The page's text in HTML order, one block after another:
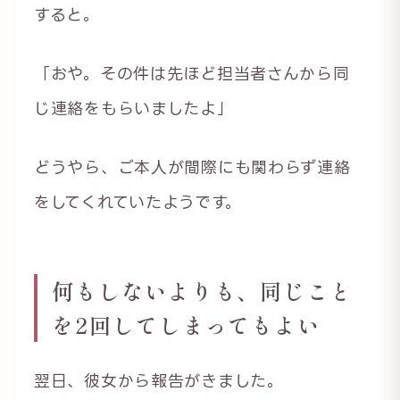
すると。
「おや。その件は先ほど担当者さんから同
じ連絡をもらいましたよ」
どうやら、ご本人が間際にも関わらず連絡
をしてくれていたようです。
何もしないよりも、同じこと
を2回してしまってもよい
翌日、彼女から報告がきました。